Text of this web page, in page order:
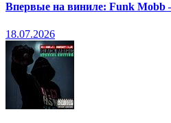
Впервые на виниле: Funk Mobb
18.07.2026